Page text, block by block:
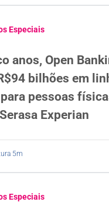
Especiais
anos, Open
bilhões em
pessoas
Experian
5m
Especiais